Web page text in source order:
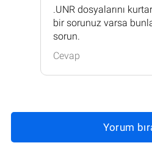
.UNR dosyalarını
bir sorunuz varsa
sorun.
Cevap
Yorum